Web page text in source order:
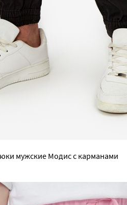
мужские Модис с карманами